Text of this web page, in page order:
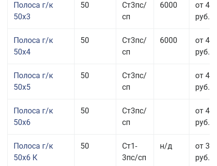
Полоса г/к
50x3
50
Ст3пс/
сп
6000
от 47
руб.
Полоса г/к
50x4
50
Ст3пс/
сп
6000
от 45
руб.
Полоса г/к
50x5
50
Ст3пс/
сп
от 43
руб.
Полоса г/к
50x6
50
Ст3пс/
сп
от 42
руб.
Полоса г/к
50x6 К
50
Ст1-
3пс/сп
н/д
от 35
руб.